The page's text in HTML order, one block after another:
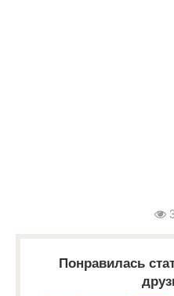
Понравилась